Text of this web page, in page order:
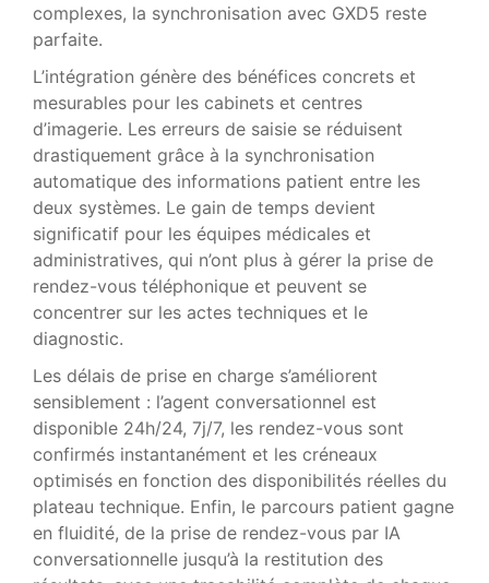
complexes, la synchronisation avec GXD5 reste
parfaite.
L’intégration génère des bénéfices concrets et
mesurables pour les cabinets et centres
d’imagerie. Les erreurs de saisie se réduisent
drastiquement grâce à la synchronisation
automatique des informations patient entre les
deux systèmes. Le gain de temps devient
significatif pour les équipes médicales et
administratives, qui n’ont plus à gérer la prise de
rendez-vous téléphonique et peuvent se
concentrer sur les actes techniques et le
diagnostic.
Les délais de prise en charge s’améliorent
sensiblement : l’agent conversationnel est
disponible 24h/24, 7j/7, les rendez-vous sont
confirmés instantanément et les créneaux
optimisés en fonction des disponibilités réelles du
plateau technique. Enfin, le parcours patient gagne
en fluidité, de la prise de rendez-vous par IA
conversationnelle jusqu’à la restitution des